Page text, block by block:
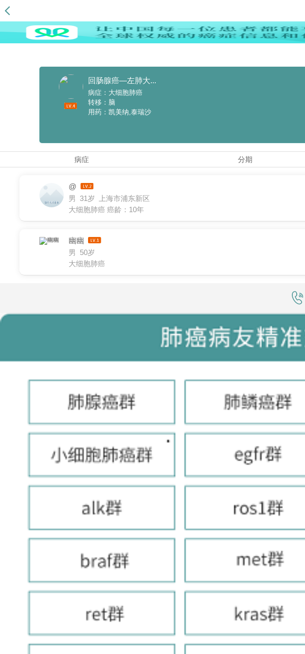
回肠腺癌—左肺大...
病症：大细胞肺癌
转移：脑
用药：凯美纳,泰瑞沙
病症 分期
@
男 31岁 上海市浦东新区
大细胞肺癌 癌龄：10年
幽幽
男 50岁
大细胞肺癌